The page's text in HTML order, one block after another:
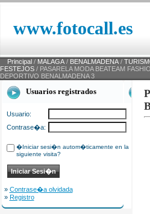
www.fotocall.es
Principal / MALAGA / BENALMADENA /
FESTEJOS / PASARELA MODA BEATEAM
DEPORTIVO BENALMADENA 3
Usuarios registrados
Usuario:
Contrase�a:
�Iniciar sesi�n autom�ticamente en la
siguiente visita?
» Contrase�a olvidada
» Registro